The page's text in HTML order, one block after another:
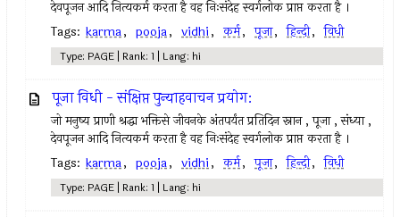
देवपूजन आदि नित्यकर्म करता है वह निःसंदेह स्वर्गलोक प्राप्त करता है ।
Tags: karma, pooja, vidhi, कर्म, पूजा, हिन्दी, विधी
Type: PAGE | Rank: 1 | Lang: hi
पूजा विधी - संक्षिप्त पुन्याहवाचन प्रयोग:
जो मनुष्य प्राणी श्रद्धा भक्तिसे जीवनके अंतपर्यंत प्रतिदिन स्नान , पूजा , संध्या ,
देवपूजन आदि नित्यकर्म करता है वह निःसंदेह स्वर्गलोक प्राप्त करता है ।
Tags: karma, pooja, vidhi, कर्म, पूजा, हिन्दी, विधी
Type: PAGE | Rank: 1 | Lang: hi